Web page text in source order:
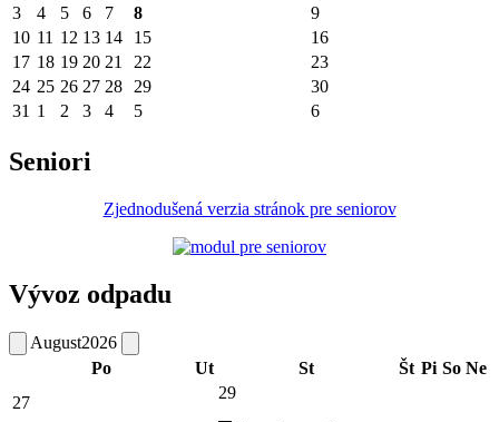
3
4 5 6 7 8
9
10 11 12 13 14 15
16
17 18 19 20 21 22
23
24 25 26 27 28 29
30
31 1 2 3 4 5 6
Seniori
Zjednodušená verzia stránok pre seniorov
Vývoz odpadu
August2026
Po
Ut St Št Pi So Ne
27
29